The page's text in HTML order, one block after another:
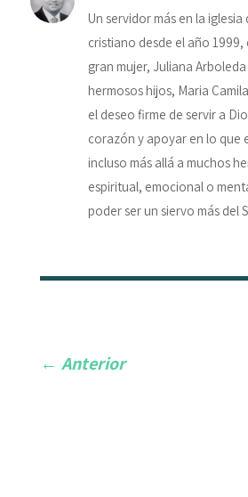
Un servidor más en la
cristiano desde el año
gran mujer, Juliana
hermosos hijos, Maria
el deseo firme de servir a
corazón y apoyar en lo que
incluso más allá a muchos
espiritual, emocional o
poder ser un siervo más del
← Anterior